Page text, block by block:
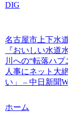
DIG
名古屋市上下水
『おいしい水道
川への“転落ハ
人事にネット大
い」 – 中日新聞
ホーム